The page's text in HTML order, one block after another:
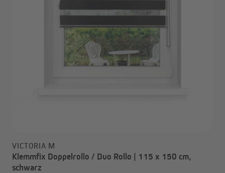
VICTORIA M
Klemmfix Doppelrollo / Duo Rollo | 115 x 150 cm,
schwarz